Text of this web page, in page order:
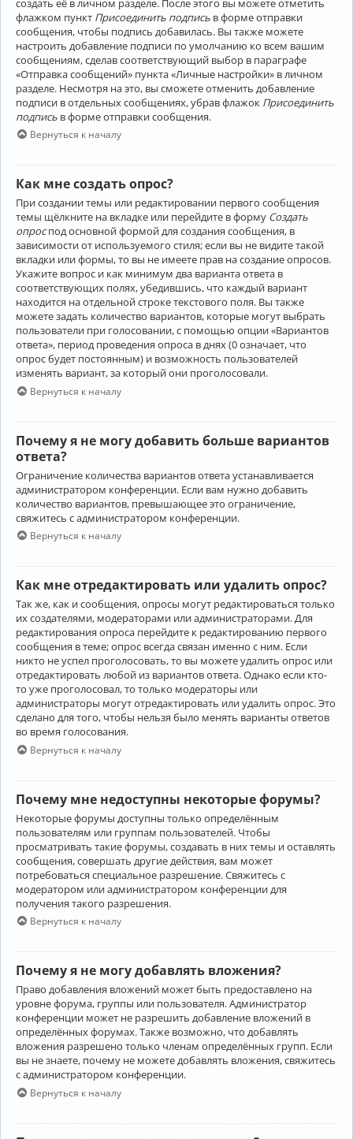
флажком пункт Присоединить подпись в форме отправки
сообщения, чтобы подпись добавилась. Вы также можете
настроить добавление подписи по умолчанию ко всем вашим
сообщениям, сделав соответствующий выбор в параграфе
«Отправка сообщений» пункта «Личные настройки» в личном
разделе. Несмотря на это, вы сможете отменить добавление
подписи в отдельных сообщениях, убрав флажок Присоединить
подпись в форме отправки сообщения.
Вернуться к началу
Как мне создать опрос?
При создании темы или редактировании первого сообщения
темы щёлкните на вкладке или перейдите в форму Создать
опроспод основной формой для создания сообщения, в
зависимости от используемого стиля; если вы не видите такой
вкладки или формы, то вы не имеете прав на создание опросов.
Укажите вопрос и как минимум два варианта ответа в
соответствующих полях, убедившись, что каждый вариант
находится на отдельной строке текстового поля. Вы также
можете задать количество вариантов, которые могут выбрать
пользователи при голосовании, с помощью опции «Вариантов
ответа», период проведения опроса в днях (0 означает, что
опрос будет постоянным) и возможность пользователей
изменять вариант, за который они проголосовали.
Вернуться к началу
Почему я не могу добавить больше вариантов
ответа?
Ограничение количества вариантов ответа устанавливается
администратором конференции. Если вам нужно добавить
количество вариантов, превышающее это ограничение,
свяжитесь с администратором конференции.
Вернуться к началу
Как мне отредактировать или удалить опрос?
Так же, как и сообщения, опросы могут редактироваться только
их создателями, модераторами или администраторами. Для
редактирования опроса перейдите к редактированию первого
сообщения в теме; опрос всегда связан именно с ним. Если
никто не успел проголосовать, то вы можете удалить опрос или
отредактировать любой из вариантов ответа. Однако если кто-
то уже проголосовал, то только модераторы или
администраторы могут отредактировать или удалить опрос. Это
сделано для того, чтобы нельзя было менять варианты ответов
во время голосования.
Вернуться к началу
Почему мне недоступны некоторые форумы?
Некоторые форумы доступны только определённым
пользователям или группам пользователей. Чтобы
просматривать такие форумы, создавать в них темы и оставлять
сообщения, совершать другие действия, вам может
потребоваться специальное разрешение. Свяжитесь с
модератором или администратором конференции для
получения такого разрешения.
Вернуться к началу
Почему я не могу добавлять вложения?
Право добавления вложений может быть предоставлено на
уровне форума, группы или пользователя. Администратор
конференции может не разрешить добавление вложений в
определённых форумах. Также возможно, что добавлять
вложения разрешено только членам определённых групп. Если
вы не знаете, почему не можете добавлять вложения, свяжитесь
с администратором конференции.
Вернуться к началу